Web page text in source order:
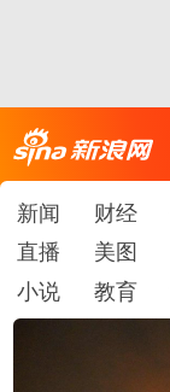
新闻 财经
直播
美图
小说
教育